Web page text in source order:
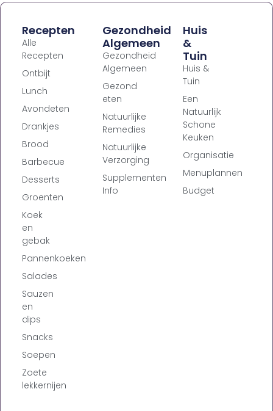
Recepten
Alle
Recepten
Ontbijt
Lunch
Avondeten
Drankjes
Brood
Barbecue
Desserts
Groenten
Koek
en
gebak
Pannenkoeken
Salades
Sauzen
en
dips
Snacks
Soepen
Zoete
lekkernijen
Gezondheid
Algemeen
Gezondheid
Algemeen
Gezond
eten
Natuurlijke
Remedies
Natuurlijke
Verzorging
Supplementen
Info
Huis
&
Tuin
Huis &
Tuin
Een
Natuurlijk
Schone
Keuken
Organisatie
Menuplannen
Budget